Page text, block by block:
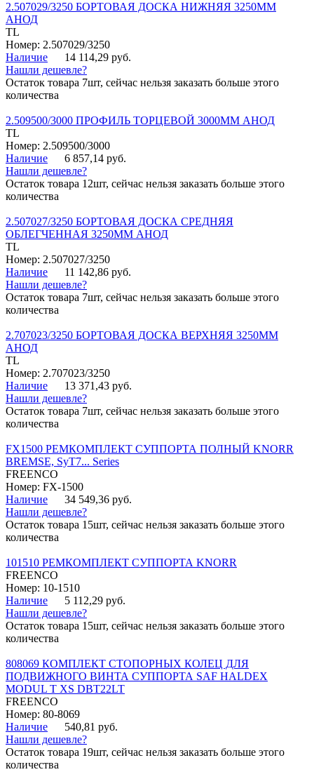
2.507029/3250 БОРТОВАЯ ДОСКА НИЖНЯЯ 3250ММ
АНОД
TL
Номер: 2.507029/3250
Наличие
14 114,29 руб.
Нашли дешевле?
Остаток товара 7шт, сейчас нельзя заказать больше этого
количества
2.509500/3000 ПРОФИЛЬ ТОРЦЕВОЙ 3000ММ АНОД
TL
Номер: 2.509500/3000
Наличие
6 857,14 руб.
Нашли дешевле?
Остаток товара 12шт, сейчас нельзя заказать больше этого
количества
2.507027/3250 БОРТОВАЯ ДОСКА СРЕДНЯЯ
ОБЛЕГЧЕННАЯ 3250ММ АНОД
TL
Номер: 2.507027/3250
Наличие
11 142,86 руб.
Нашли дешевле?
Остаток товара 7шт, сейчас нельзя заказать больше этого
количества
2.707023/3250 БОРТОВАЯ ДОСКА ВЕРХНЯЯ 3250ММ
АНОД
TL
Номер: 2.707023/3250
Наличие
13 371,43 руб.
Нашли дешевле?
Остаток товара 7шт, сейчас нельзя заказать больше этого
количества
FX1500 РЕМКОМПЛЕКТ СУППОРТА ПОЛНЫЙ KNORR
BREMSE, SyT7... Series
FREENCO
Номер: FX-1500
Наличие
34 549,36 руб.
Нашли дешевле?
Остаток товара 15шт, сейчас нельзя заказать больше этого
количества
101510 РЕМКОМПЛЕКТ СУППОРТА KNORR
FREENCO
Номер: 10-1510
Наличие
5 112,29 руб.
Нашли дешевле?
Остаток товара 15шт, сейчас нельзя заказать больше этого
количества
808069 КОМПЛЕКТ СТОПОРНЫХ КОЛЕЦ ДЛЯ
ПОДВИЖНОГО ВИНТА СУППОРТА SAF HALDEX
MODUL T XS DBT22LT
FREENCO
Номер: 80-8069
Наличие
540,81 руб.
Нашли дешевле?
Остаток товара 19шт, сейчас нельзя заказать больше этого
количества